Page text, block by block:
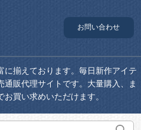
お問い合わせ
に揃えております。毎日新作アイテ
通販代理サイトです。大量購入、ま
買い求めいただけます。